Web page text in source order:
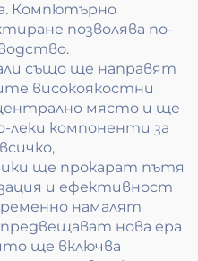
Компютърно
позволява по-
също ще направят
високоякостни
място и ще
леки компоненти за
ще прокарат пътя
и ефективност
намалят
нова ера
ще включва